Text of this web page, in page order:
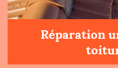
Réparation